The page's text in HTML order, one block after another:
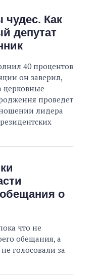
Как
депутат
40 процентов
он заверил,
церковные
проведет
лидера
о
что не
обещания, а
голосовали за